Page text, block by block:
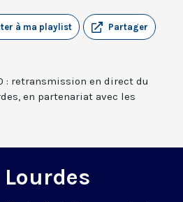
Partager
à ma playlist
: retransmission en direct du
en partenariat avec les